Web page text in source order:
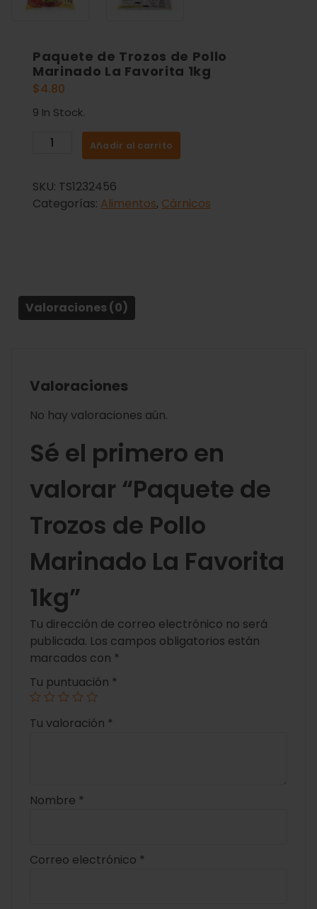
Paquete de Trozos de Pollo
Marinado La Favorita 1kg
$4.80
9 In Stock.
Añadir al carrito
SKU: TS1232456
Categorías: Alimentos, Cárnicos
Valoraciones (0)
Valoraciones
No hay valoraciones aún.
Sé el primero en
valorar “Paquete de
Trozos de Pollo
Marinado La Favorita
1kg”
Tu dirección de correo electrónico no será
publicada. Los campos obligatorios están
marcados con *
Tu puntuación *
Tu valoración *
Nombre *
Correo electrónico *